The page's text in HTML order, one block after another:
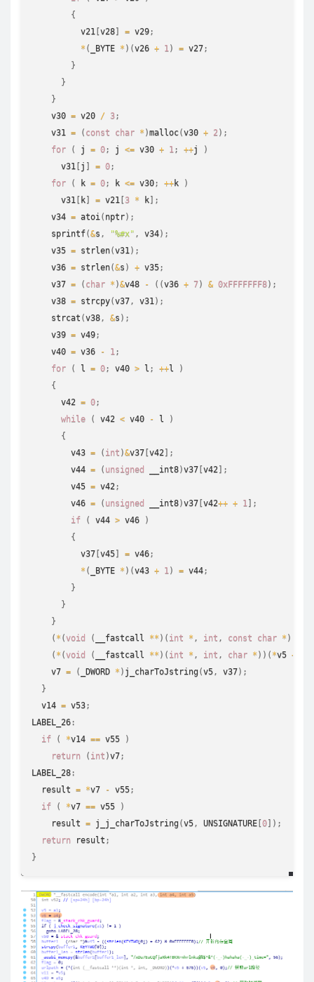
{
          v21
[v28] = v29;
* ( _BYTE * ) (v26 + 1) = v27;
}
}
}
    v30
= v20 / 3;
    v31
= ( const char * )malloc(v30 + 2 ) ;
for
( j = 0; j <= v30 + 1; ++j
)
      v31
[ j ] = 0;
for
( k = 0; k <= v30; ++k
)
      v31
[ k] = v21 [ 3 * k] ;
    v34
= atoi( nptr) ;
sprintf(&s , "%#x" , v34) ;
    v35
= strlen(v31) ;
    v36
= strlen(&s ) + v35;
    v37
= ( char * )&v48 - ( (v36 + 7) & 0xFFFFFFF8) ;
    v38
= strcpy(v37, v31) ;
strcat (v38, &s ) ;
    v39
= v49;
    v40
= v36 - 1;
for
( l = 0; v40 > l ; ++l
)
{
      v42
= 0;
while
( v42 < v40 - l
)
{
        v43
= ( int )&v37 [v42] ;
        v44
= ( unsigned __int8)v37 [v42] ;
        v45
= v42;
        v46
= ( unsigned __int8)v37 [v42++ + 1] ;
if
( v44 > v46
)
{
          v37
[v45] = v46;
* ( _BYTE * ) (v43 + 1) = v44;
}
}
}
( * ( void ( __fastcall ** ) ( int * , int , const char * )
( * ( void ( __fastcall ** ) ( int * , int , char * ) ) ( *v5 +
    v7
= ( _DWORD * ) j_charToJstring(v5, v37) ;
}
  v14
= v53;
LABEL_26:
if
( *v14 == v55
)
return
( int )v7;
LABEL_28:
  result
= *v7 - v55;
if
( *v7 == v55
)
    result
= j_j_charToJstring(v5, UNSIGNATURE [0] ) ;
return result ;
}